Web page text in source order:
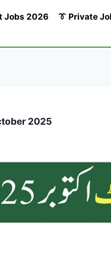
Jobs 2026 👔 Private
2025